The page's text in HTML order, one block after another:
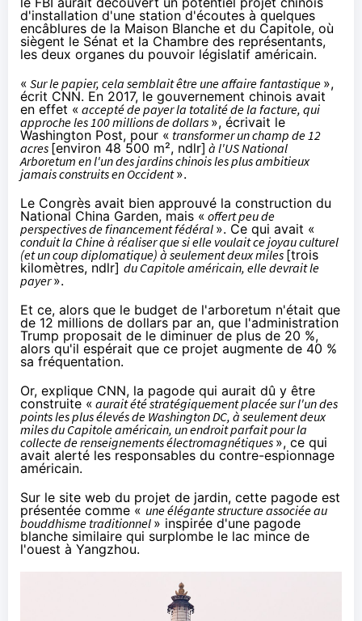
d'installation d'une station d'écoutes à quelques
encâblures de la Maison Blanche et du Capitole, où
siègent le Sénat et la Chambre des représentants,
les deux organes du pouvoir législatif américain.
« Sur le papier, cela semblait être une affaire fantastique »,
écrit CNN. En 2017, le gouvernement chinois avait
en effet « accepté de payer la totalité de la facture, qui
approche les 100 millions de dollars », écrivait le
Washington Post, pour « transformer un champ de 12
acres [environ 48 500 m², ndlr] à l'US National
Arboretum en l'un des jardins chinois les plus ambitieux
jamais construits en Occident».
Le Congrès avait bien approuvé la construction du
National China Garden, mais « offert peu de
perspectives de financement fédéral ». Ce qui avait «
conduit la Chine à réaliser que si elle voulait ce joyau culturel
(et un coup diplomatique) à seulement deux miles [trois
kilomètres, ndlr] du Capitole américain, elle devrait le
payer».
Et ce, alors que le budget de l'arboretum n'était que
de 12 millions de dollars par an, que l'administration
Trump proposait de le diminuer de plus de 20 %,
alors qu'il espérait que ce projet augmente de 40 %
sa fréquentation.
Or, explique CNN, la pagode qui aurait dû y être
construite « aurait été stratégiquement placée sur l'un des
points les plus élevés de Washington DC, à seulement deux
miles du Capitole américain, un endroit parfait pour la
collecte de renseignements électromagnétiques », ce qui
avait alerté les responsables du contre-espionnage
américain.
Sur le site web du projet de jardin, cette pagode est
présentée comme « une élégante structure associée au
bouddhisme traditionnel » inspirée d'une pagode
blanche similaire qui surplombe le lac mince de
l'ouest à Yangzhou.